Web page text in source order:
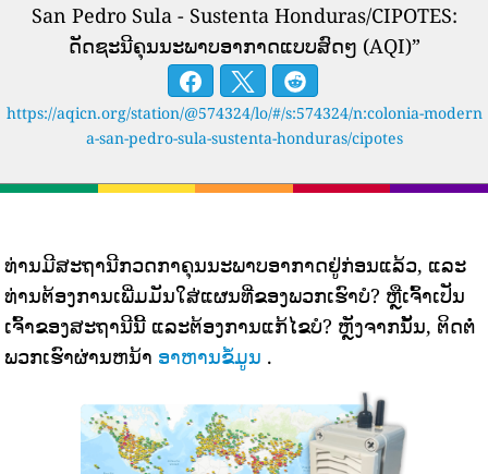
San Pedro Sula - Sustenta Honduras/CIPOTES:
ດັດຊະນີຄຸນນະພາບອາກາດແບບສົດໆ (AQI)”
https://aqicn.org/station/@574324/lo/#/s:574324/n:colonia-modern
a-san-pedro-sula-sustenta-honduras/cipotes
ທ່ານມີສະຖານີກວດກາຄຸນນະພາບອາກາດຢູ່ກ່ອນແລ້ວ, ແລະ
ທ່ານຕ້ອງການເພີ່ມມັນໃສ່ແຜນທີ່ຂອງພວກເຮົາບໍ? ຫຼືເຈົ້າເປັນ
ເຈົ້າຂອງສະຖານີນີ້ ແລະຕ້ອງການແກ້ໄຂບໍ? ຫຼັງຈາກນັ້ນ, ຕິດຕໍ່
ພວກເຮົາຜ່ານຫນ້າ ອາຫານຂໍ້ມູນ .